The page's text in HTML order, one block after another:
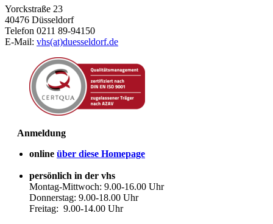
Yorckstraße 23
40476 Düsseldorf
Telefon 0211 89-94150
E-Mail: vhs(at)duesseldorf.de
Anmeldung
online über diese Homepage
persönlich in der vhs
Montag-Mittwoch: 9.00-16.00 Uhr
Donnerstag: 9.00-18.00 Uhr
Freitag: 9.00-14.00 Uhr